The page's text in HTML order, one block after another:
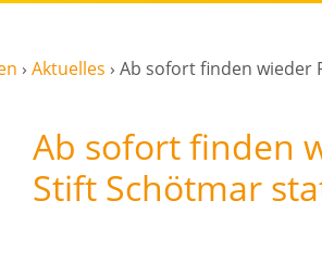
› Aktuelles › Ab sofort finden wieder
Ab sofort finden
Stift Schötmar